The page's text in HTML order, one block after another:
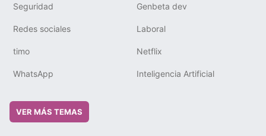
Seguridad Genbeta dev
Redes sociales Laboral
timo Netflix
WhatsApp Inteligencia Artificial
VER MÁS TEMAS